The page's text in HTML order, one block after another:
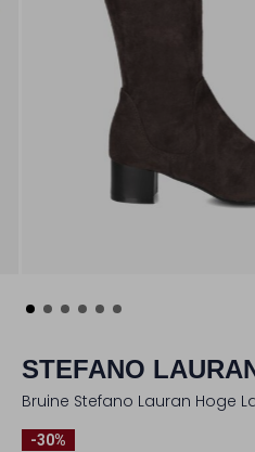
STEFANO
Bruine Stefano Lauran Hoge
-30%